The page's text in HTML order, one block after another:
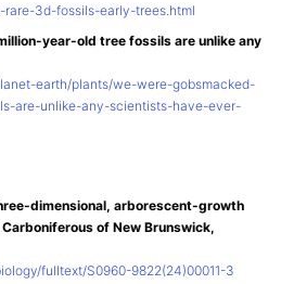
3d-fossils-early-trees.html
year-old tree fossils are unlike any
earth/plants/we-were-gobsmacked-
are-unlike-any-scientists-have-ever-
dimensional, arborescent-growth
of New Brunswick,
fulltext/S0960-9822(24)00011-3